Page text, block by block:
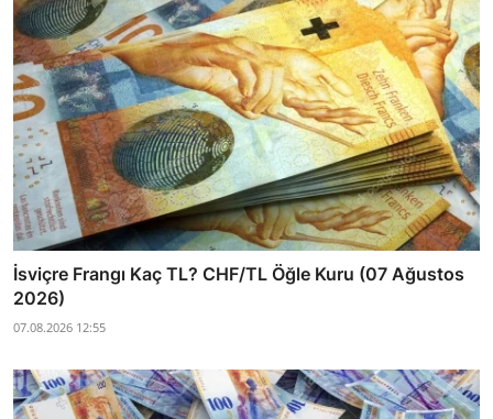
İsviçre Frangı Kaç TL? CHF/TL Öğle Kuru (07 Ağustos
2026)
07.08.2026 12:55